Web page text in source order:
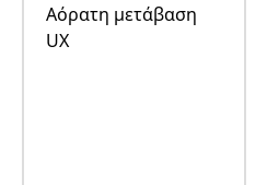
Αόρατη μετάβαση
UX